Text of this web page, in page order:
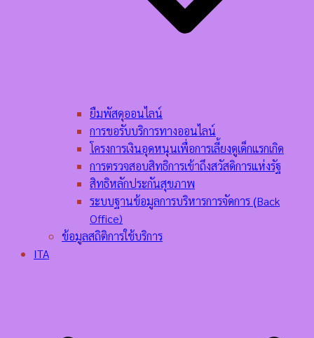
ยืมพัสดุออนไลน์
การขอรับบริการทางออนไลน์
โครงการเงินอุดหนุนเพื่อการเลี้ยงดูเด็กแรกเกิด
การตรวจสอบสิทธิการเข้าถึงสวัสดิการแห่งรัฐ
สิทธิหลักประกันสุขภาพ
ระบบฐานข้อมูลการบริหารการจัดการ (ฺBack
Office)
ข้อมูลสถิติการใช้บริการ
ITA